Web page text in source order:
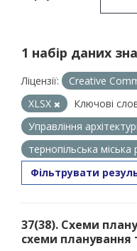
1 набір даних
Ліцензії: Creative
XLSX
Ключові
Управління
тернопільська міська
Фільтрувати
37(38). Схеми
схеми планування